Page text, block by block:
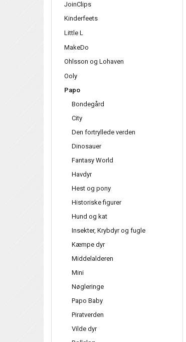
JoinClips
Kinderfeets
Little L
MakeDo
Ohlsson og Lohaven
Ooly
Papo
Bondegård
City
Den fortryllede verden
Dinosauer
Fantasy World
Havdyr
Hest og pony
Historiske figurer
Hund og kat
Insekter, Krybdyr og fugle
Kæmpe dyr
Middelalderen
Mini
Nøgleringe
Papo Baby
Piratverden
Vilde dyr